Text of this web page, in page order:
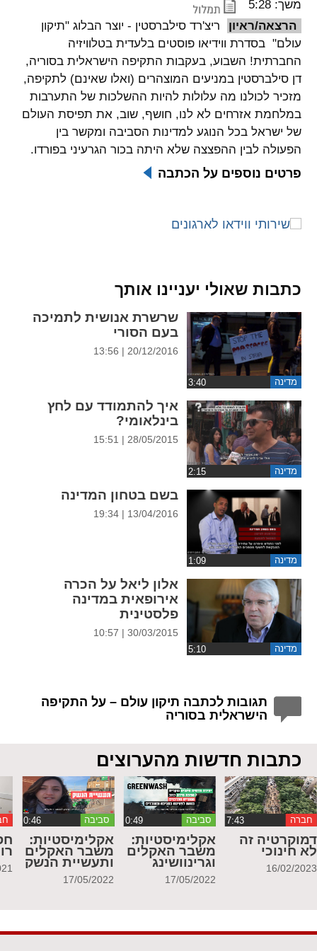
spellcheck
גופן קריא
ניגודיות צבעים
brightness_high
ניגודיות בהירה
brightness_low
ניגודיות כהה
format_underlined
איפוס
ההגדרות
השארת
משך: 5:28
הרצאה/ראיון
ריצ'רד סילברסטין - יוצר הבלוג "תיקון
עולם" בסדרת ווידיאו פוסטים בלעדית בטלוויזיה
החברתית! השבוע, בעקבות התקיפה הישראלית בסוריה,
דן סילברסטין במניעים המוצהרים (ואלו שאינם) לתקיפה,
מזכיר לכולנו מה עלולות להיות ההשלכות של התערבות
במלחמת אזרחים לא לנו, חושף, שוב, את תפיסת העולם
של ישראל בכל הנוגע למדינות הסביבה ומקשר בין
הפעולה לבין ההפצצה שלא היתה בכור הגרעיני בפורדו.
פרטים נוספים על הכתבה
כתבות שאולי יעניינו אותך
מדינה
שרשרת אנושית לתמיכה
בעם הסורי
20/12/2016 | 13:56
מדינה
איך להתמודד עם לחץ
בינלאומי?
28/05/2015 | 15:51
מדינה
בשם בטחון המדינה
13/04/2016 | 19:34
מדינה
אלון ליאל על הכרה
אירופאית במדינה
פלסטינית
30/03/2015 | 10:57
תגובות לכתבה תיקון עולם – על התקיפה
הישראלית בסוריה
כתבות חדשות מהערוצים
חברה
דמוקרטיה זה
לא חינוכי
16/02/2023
סביבה ‏0:49
אקלימיסטיות:
משבר האקלים
וגרינוושינג
17/05/2022
סביבה
אקלימיסטיות:
משבר האקלים
ותעשיית הנשק
17/05/2022